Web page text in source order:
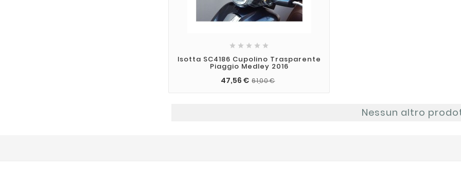
    
Isotta SC4186 Cupolino Trasparente
Piaggio Medley 2016
47,56 € 61,00 €
Nessun altro